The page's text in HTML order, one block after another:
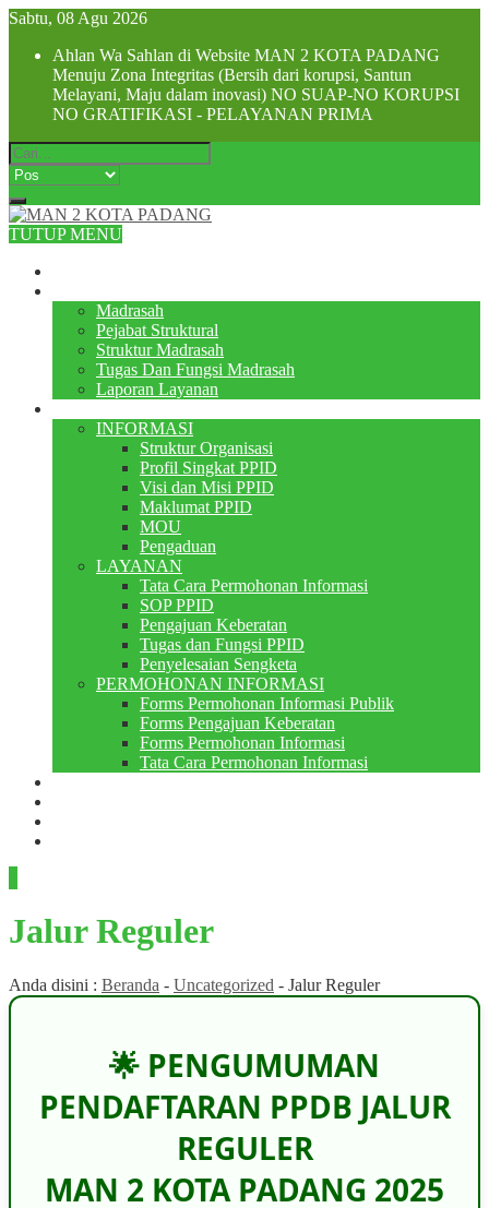
Sabtu, 08 Agu 2026
Ahlan Wa Sahlan di Website MAN 2 KOTA PADANG
Menuju Zona Integritas (Bersih dari korupsi, Santun
Melayani, Maju dalam inovasi) NO SUAP-NO KORUPSI
NO GRATIFIKASI - PELAYANAN PRIMA
TUTUP MENU
Madrasah
Pejabat Struktural
Struktur Madrasah
Tugas Dan Fungsi Madrasah
Laporan Layanan
INFORMASI
Struktur Organisasi
Profil Singkat PPID
Visi dan Misi PPID
Maklumat PPID
MOU
Pengaduan
LAYANAN
Tata Cara Permohonan Informasi
SOP PPID
Pengajuan Keberatan
Tugas dan Fungsi PPID
Penyelesaian Sengketa
PERMOHONAN INFORMASI
Forms Permohonan Informasi Publik
Forms Pengajuan Keberatan
Forms Permohonan Informasi
Tata Cara Permohonan Informasi
Jalur Reguler
Anda disini : Beranda - Uncategorized - Jalur Reguler
🌟 PENGUMUMAN
PENDAFTARAN PPDB JALUR
REGULER
MAN 2 KOTA PADANG 2025